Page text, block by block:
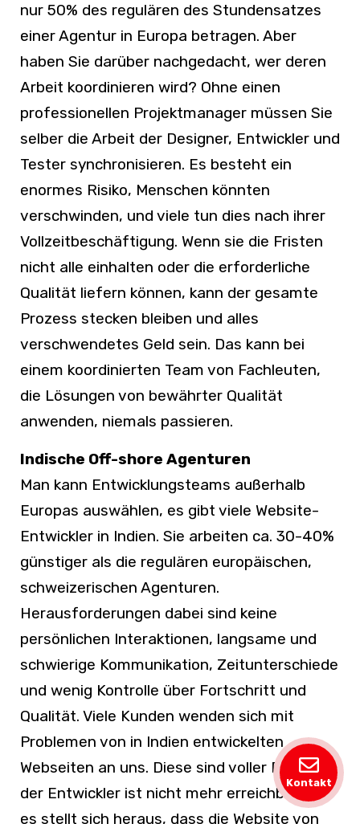
Kontakt
nur 50% des regulären des Stundensatzes
einer Agentur in Europa betragen. Aber
haben Sie darüber nachgedacht, wer deren
Arbeit koordinieren wird? Ohne einen
professionellen Projektmanager müssen Sie
selber die Arbeit der Designer, Entwickler und
Tester synchronisieren. Es besteht ein
enormes Risiko, Menschen könnten
verschwinden, und viele tun dies nach ihrer
Vollzeitbeschäftigung. Wenn sie die Fristen
nicht alle einhalten oder die erforderliche
Qualität liefern können, kann der gesamte
Prozess stecken bleiben und alles
verschwendetes Geld sein. Das kann bei
einem koordinierten Team von Fachleuten,
die Lösungen von bewährter Qualität
anwenden, niemals passieren.
Indische Off-shore Agenturen
Man kann Entwicklungsteams außerhalb
Europas auswählen, es gibt viele Website-
Entwickler in Indien. Sie arbeiten ca. 30-40%
günstiger als die regulären europäischen,
schweizerischen Agenturen.
Herausforderungen dabei sind keine
persönlichen Interaktionen, langsame und
schwierige Kommunikation, Zeitunterschiede
und wenig Kontrolle über Fortschritt und
Qualität. Viele Kunden wenden sich mit
Problemen von in Indien entwickelten
Webseiten an uns. Diese sind voller Fehler,
der Entwickler ist nicht mehr erreichbar und
es stellt sich heraus, dass die Website von